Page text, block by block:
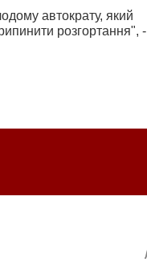
автократу, який
розгортання", -